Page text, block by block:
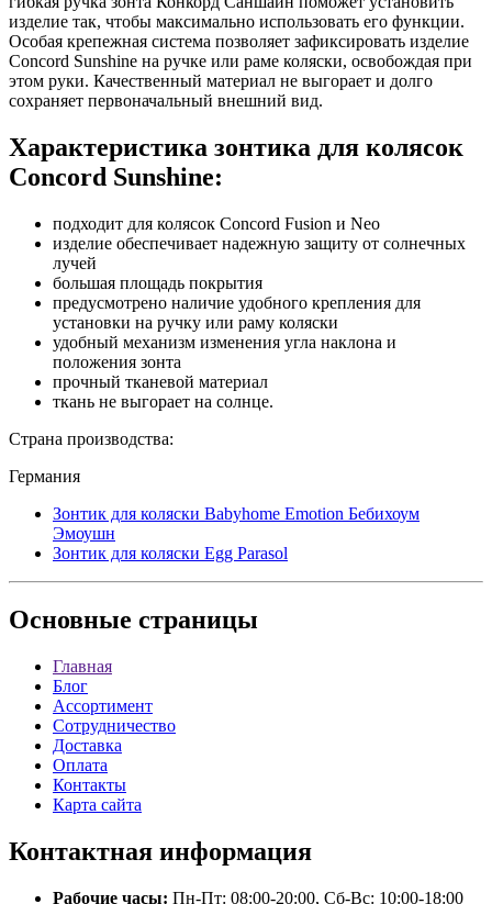
изделие так, чтобы максимально использовать его функции.
Особая крепежная система позволяет зафиксировать изделие
Concord Sunshine на ручке или раме коляски, освобождая при
этом руки. Качественный материал не выгорает и долго
сохраняет первоначальный внешний вид.
Характеристика зонтика для колясок
Concord Sunshine:
подходит для колясок Concord Fusion и Neo
изделие обеспечивает надежную защиту от солнечных
лучей
большая площадь покрытия
предусмотрено наличие удобного крепления для
установки на ручку или раму коляски
удобный механизм изменения угла наклона и
положения зонта
прочный тканевой материал
ткань не выгорает на солнце.
Страна производства:
Германия
Зонтик для коляски Babyhome Emotion Бебихоум
Эмоушн
Зонтик для коляски Egg Parasol
Основные страницы
Главная
Блог
Ассортимент
Сотрудничество
Доставка
Оплата
Контакты
Карта сайта
Контактная информация
Рабочие часы: Пн-Пт: 08:00-20:00, Сб-Вс: 10:00-18:00